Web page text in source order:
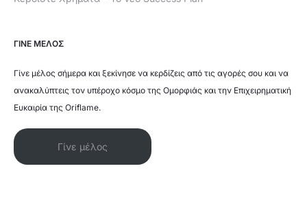
ΓΙΝΕ ΜΕΛΟΣ
Γίνε μέλος σήμερα και ξεκίνησε να κερδίζεις από τις αγορές σου και να
ανακαλύπτεις τον υπέροχο κόσμο της Ομορφιάς και την Επιχειρηματική
Ευκαιρία της Oriflame.
Γίνε μέλος